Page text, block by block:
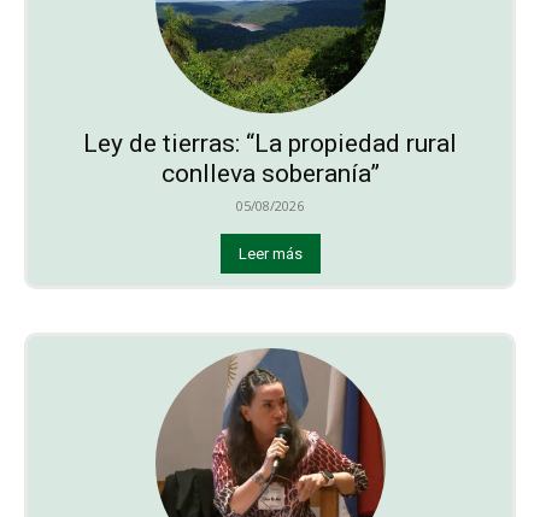
Ley de tierras: “La propiedad rural
conlleva soberanía”
05/08/2026
Leer más